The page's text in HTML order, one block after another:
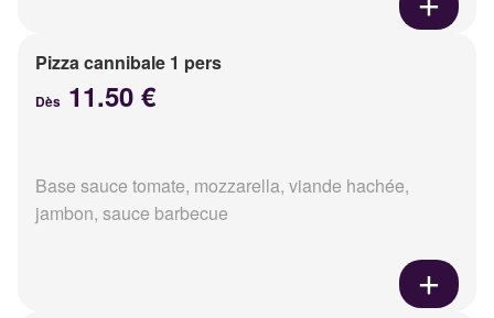
Pizza cannibale 1 pers
Dès 11.50 €
Base sauce tomate, mozzarella, viande hachée,
jambon, sauce barbecue